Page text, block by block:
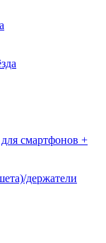
смартфонов +
держатели